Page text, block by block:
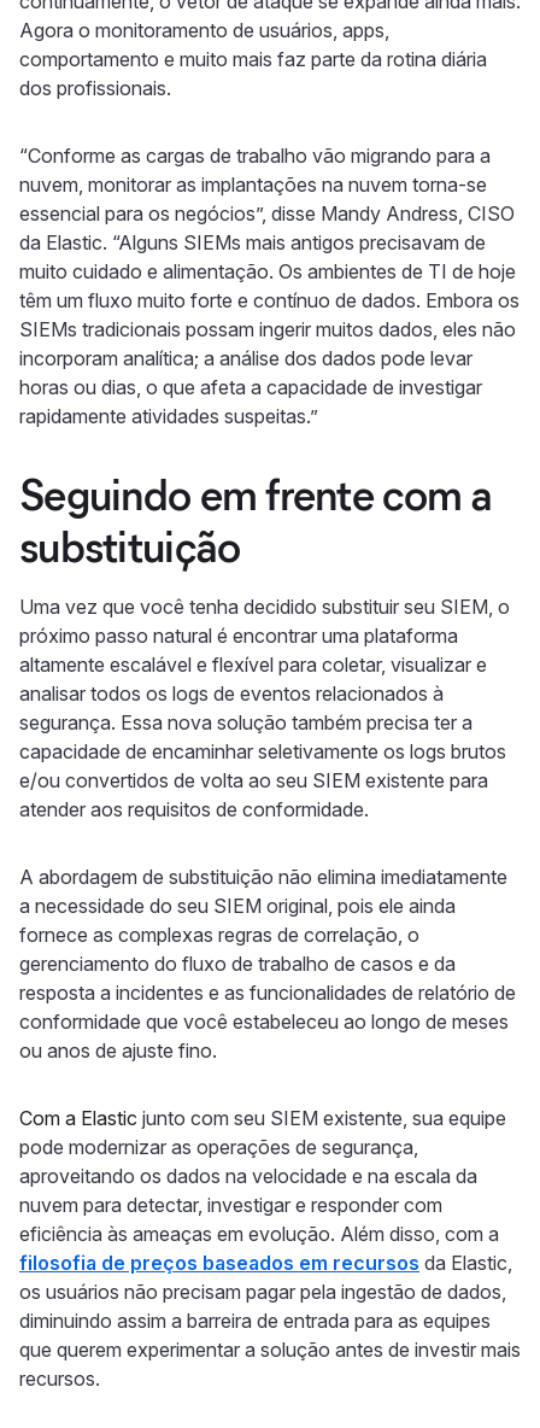
Agora o monitoramento de usuários, apps,
comportamento e muito mais faz parte da rotina diária
dos profissionais.
“Conforme as cargas de trabalho vão migrando para a
nuvem, monitorar as implantações na nuvem torna-se
essencial para os negócios”, disse Mandy Andress, CISO
da Elastic. “Alguns SIEMs mais antigos precisavam de
muito cuidado e alimentação. Os ambientes de TI de hoje
têm um fluxo muito forte e contínuo de dados. Embora os
SIEMs tradicionais possam ingerir muitos dados, eles não
incorporam analítica; a análise dos dados pode levar
horas ou dias, o que afeta a capacidade de investigar
rapidamente atividades suspeitas.”
Seguindo em frente com a
substituição
Uma vez que você tenha decidido substituir seu SIEM, o
próximo passo natural é encontrar uma plataforma
altamente escalável e flexível para coletar, visualizar e
analisar todos os logs de eventos relacionados à
segurança. Essa nova solução também precisa ter a
capacidade de encaminhar seletivamente os logs brutos
e/ou convertidos de volta ao seu SIEM existente para
atender aos requisitos de conformidade.
A abordagem de substituição não elimina imediatamente
a necessidade do seu SIEM original, pois ele ainda
fornece as complexas regras de correlação, o
gerenciamento do fluxo de trabalho de casos e da
resposta a incidentes e as funcionalidades de relatório de
conformidade que você estabeleceu ao longo de meses
ou anos de ajuste fino.
Com a Elastic junto com seu SIEM existente, sua equipe
pode modernizar as operações de segurança,
aproveitando os dados na velocidade e na escala da
nuvem para detectar, investigar e responder com
eficiência às ameaças em evolução. Além disso, com a
filosofia de preços baseados em recursos da Elastic,
os usuários não precisam pagar pela ingestão de dados,
diminuindo assim a barreira de entrada para as equipes
que querem experimentar a solução antes de investir mais
recursos.